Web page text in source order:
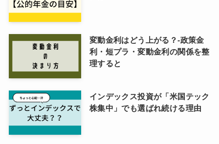
変動金利はどう上がる？-政策金
利・短プラ・変動金利の関係を整
理すると
インデックス投資が「米国テック
株集中」でも選ばれ続ける理由